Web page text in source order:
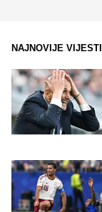
NAJNOVIJE VIJESTI